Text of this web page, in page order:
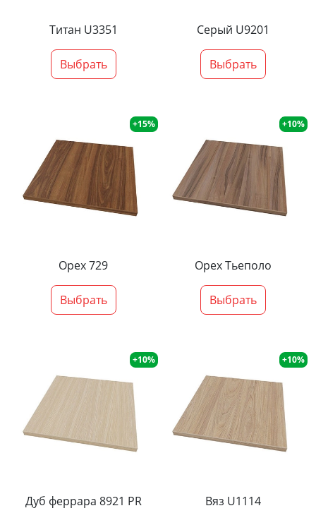
Титан U3351
Выбрать
Серый U9201
Выбрать
+15%
Орех 729
Выбрать
+10%
Орех Тьеполо
Выбрать
+10%
Дуб феррара 8921 PR
+10%
Вяз U1114